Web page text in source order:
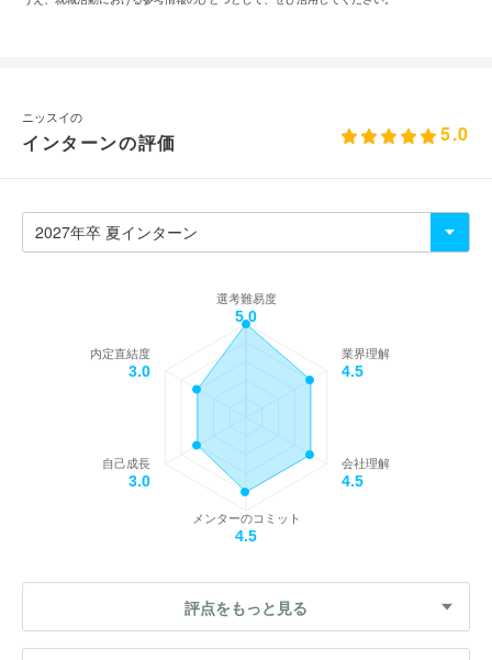
ニッスイの
インターンの評価 5.0
選考難易度
5.0
業界理解
4.5
会社理解
4.5
メンターのコミット
4.5
自己成長
3.0
内定直結度
3.0
評点をもっと見る